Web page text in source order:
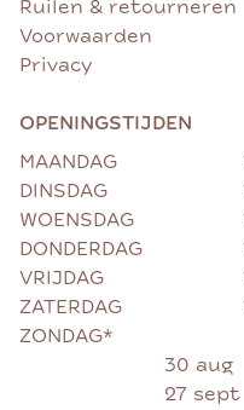
Ruilen & retourneren
Voorwaarden
Privacy
OPENINGSTIJDEN
MAANDAG
DINSDAG
WOENSDAG
DONDERDAG
VRIJDAG
ZATERDAG
ZONDAG*
30 aug
27 sept